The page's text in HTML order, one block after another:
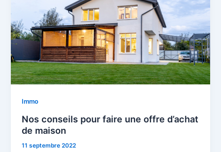
Immo
Nos conseils pour faire une offre d’achat
de maison
11 septembre 2022